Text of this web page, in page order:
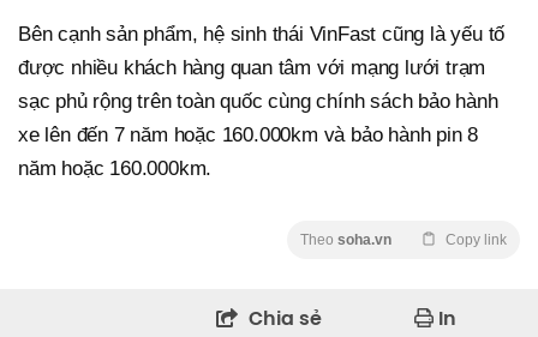
Bên cạnh sản phẩm, hệ sinh thái VinFast cũng là yếu tố
được nhiều khách hàng quan tâm với mạng lưới trạm
sạc phủ rộng trên toàn quốc cùng chính sách bảo hành
xe lên đến 7 năm hoặc 160.000km và bảo hành pin 8
năm hoặc 160.000km.
Theo soha.vn Copy link
Chia sẻ In